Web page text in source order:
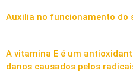
Auxilia no funcionamento do
A vitamina E é um
danos causados pelos